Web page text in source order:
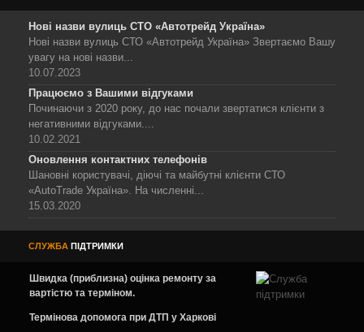
Нові назви вулиць СТО «Автотрейд Україна»
Нові назви вулиць СТО «Автотрейд Україна» Звертаємо Вашу
увагу на нові назви...
10.07.2023
Працюємо з Вашими відгуками
Починаючи з 2020 року, до нас почали звертатися клієнти з
негативними відгуками....
10.02.2021
Оновлення контактних телефонів
Шановні користувачі, діючі та майбутні клієнти СТО
«AutoTrade Україна». На численні...
15.03.2020
СЛУЖБА ПІДТРИМКИ
Швидка (приблизна) оцінка ремонту за
вартістю та терміном.
Термінова допомога при ДТП у Харкові